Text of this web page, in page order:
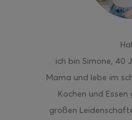
ich bin Simone, 40
Mama und lebe im
Kochen und
großen